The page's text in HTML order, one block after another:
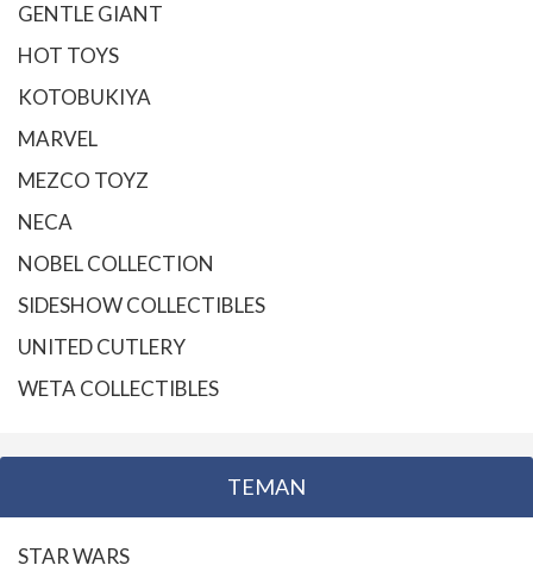
GENTLE GIANT
HOT TOYS
KOTOBUKIYA
MARVEL
MEZCO TOYZ
NECA
NOBEL COLLECTION
SIDESHOW COLLECTIBLES
UNITED CUTLERY
WETA COLLECTIBLES
TEMAN
STAR WARS